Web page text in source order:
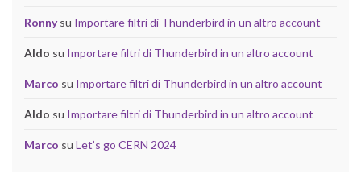
Ronnysu Importare filtri di Thunderbird in un altro account
Aldo su Importare filtri di Thunderbird in un altro account
Marco su Importare filtri di Thunderbird in un altro account
Aldo su Importare filtri di Thunderbird in un altro account
Marco su Let’s go CERN 2024